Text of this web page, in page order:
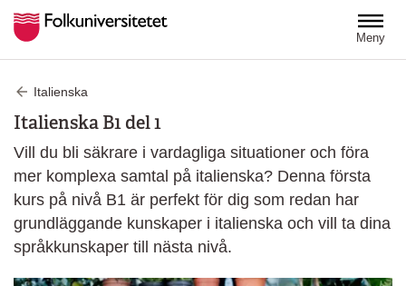
Meny
Italienska
Italienska B1 del 1
Vill du bli säkrare i vardagliga situationer och föra
mer komplexa samtal på italienska? Denna första
kurs på nivå B1 är perfekt för dig som redan har
grundläggande kunskaper i italienska och vill ta dina
språkkunskaper till nästa nivå.